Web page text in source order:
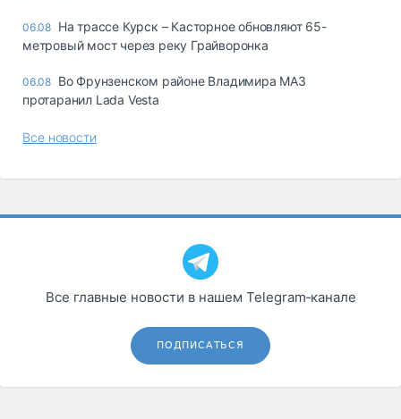
06.08 На трассе Курск – Касторное обновляют 65-
метровый мост через реку Грайворонка
06.08 Во Фрунзенском районе Владимира МАЗ
протаранил Lada Vesta
Все новости
Все главные новости в нашем Telegram‑канале
ПОДПИСАТЬСЯ